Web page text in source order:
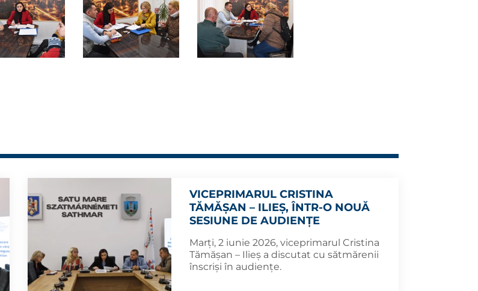
VICEPRIMARUL CRISTINA
TĂMĂȘAN – ILIEȘ, ÎNTR-O NOUĂ
SESIUNE DE AUDIENȚE
Marți, 2 iunie 2026, viceprimarul Cristina
Tămășan – Ilieș a discutat cu sătmărenii
înscriși în audiențe.